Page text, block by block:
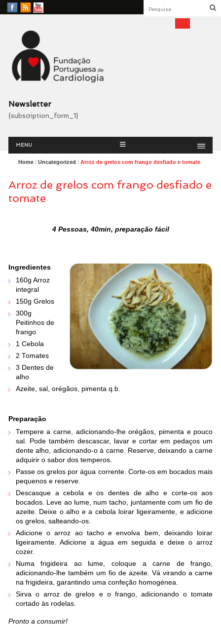
Facebook
RSS
YouTube
Fundação Portuguesa
Cardiologia
Newsletter
{subscription_form_1}
Menu
MENU
Home/ Uncategorized / Arroz de grelos com frango desfiado e tomate
Arroz de grelos com frango desfiado e
tomate
4 Pessoas, 40min, preparação fácil
Ingredientes
160g Arroz
integral
150g Grelos
300g
Peitinhos de
frango
1 Cebola
2 Tomates
3 Dentes de
alho
Azeite, sal, orégãos, pimenta q.b.
Preparação
Tempere a carne, adicionando-lhe orégãos, pimenta e pouco
sal. Pode também descascar, lavar e cortar em pedaços um
dente alho, adicionando-o à carne. Reserve, deixando a carne
adquirir o sabor dos temperos.
Passe os grelos por água corrente. Corte-os em bocados mais
pequenos e reserve.
Descasque a cebola e os dentes de alho e corte-os aos
bocados. Leve ao lume, num tacho, juntamente com um fio de
azeite. Deixe o alho e a cebola loirar ligeiramente, e adicione
os grelos, salteando-os.
Adicione o arroz ao tacho e envolva bem, deixando loirar
ligeiramente. Adicione a água em seguida e deixe o arroz
cozer.
Numa frigideira ao lume, coloque a carne de frango,
adicionando-lhe também um fio de azeite. Vá virando a carne
na frigideira, garantindo uma confeção homogénea.
Sirva o arroz de grelos e o frango, adicionando o tomate
cortado às rodelas.
Pronto a consumir!